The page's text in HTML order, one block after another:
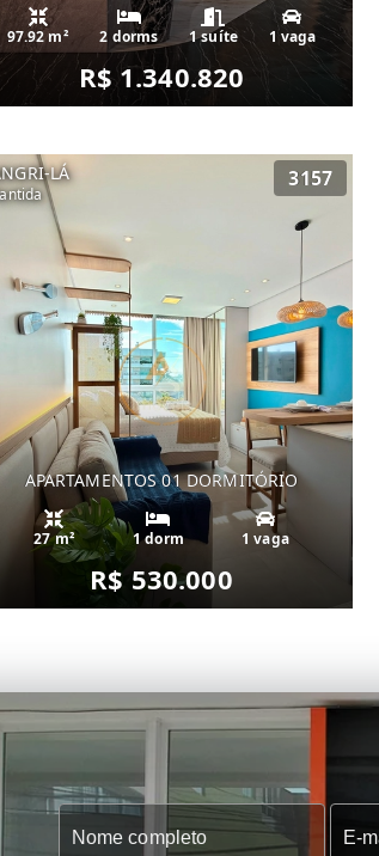
97.92 m² 2 dorms 1 suíte 1 vaga
R$ 1.340.820
LÁ 3157
APARTAMENTOS 01 DORMITÓRIO
27 m² 1 dorm 1 vaga
R$ 530.000